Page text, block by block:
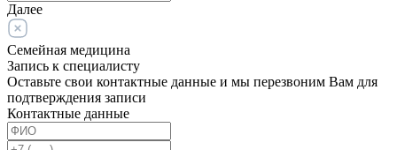
Далее
Семейная медицина
Запись к специалисту
Оставьте свои контактные данные и мы перезвоним Вам для
подтверждения записи
Контактные данные